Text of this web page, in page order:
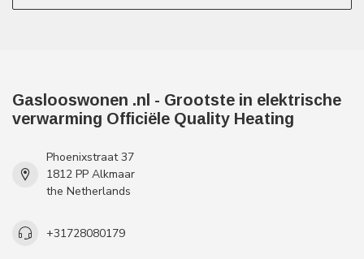
Gaslooswonen .nl - Grootste in elektrische
verwarming Officiële Quality Heating
Phoenixstraat 37
1812 PP Alkmaar
the Netherlands
+31728080179